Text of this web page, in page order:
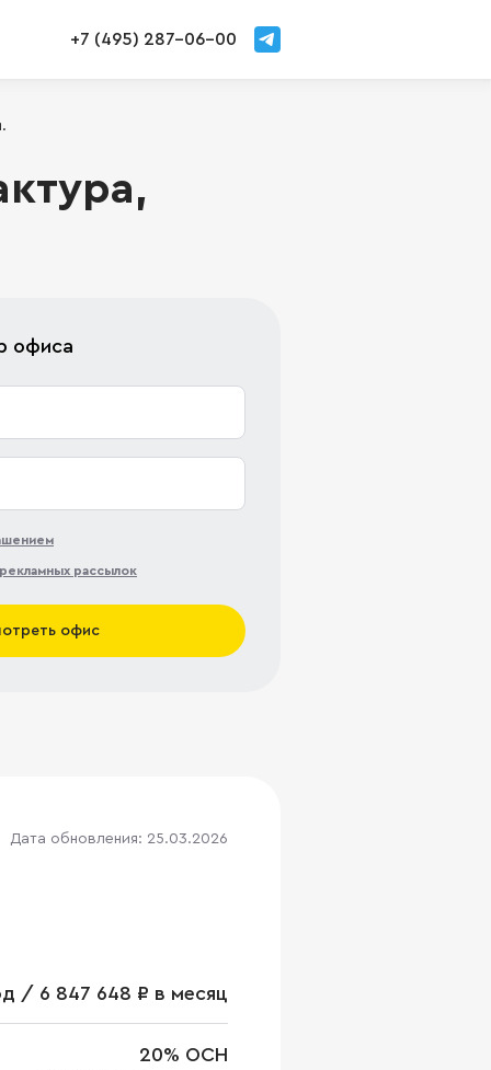
+7 (495) 287-06-00
офиса
рекламных рассылок
офис
Дата обновления: 25.03.2026
/ 6 847 648 ₽ в месяц
20% ОСН